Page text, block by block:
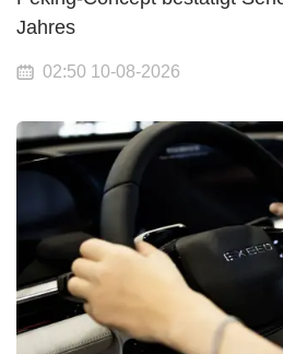
Jahres
02:50 10-08-2026